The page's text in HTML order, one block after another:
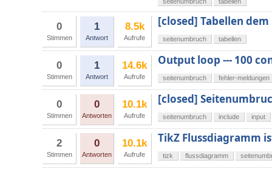
0
Stimmen
1
Antwort
8.5k
Aufrufe
[closed] Tabellen
seitenumbruch tabellen
0
Stimmen
1
Antwort
14.6k
Aufrufe
Output loop --- 100
seitenumbruch fehler-meldungen
0
Stimmen
0
Antworten
10.1k
Aufrufe
[closed]
seitenumbruch include input
2
Stimmen
0
Antworten
10.1k
Aufrufe
TikZ Flussdiagramm
tizk flussdiagramm